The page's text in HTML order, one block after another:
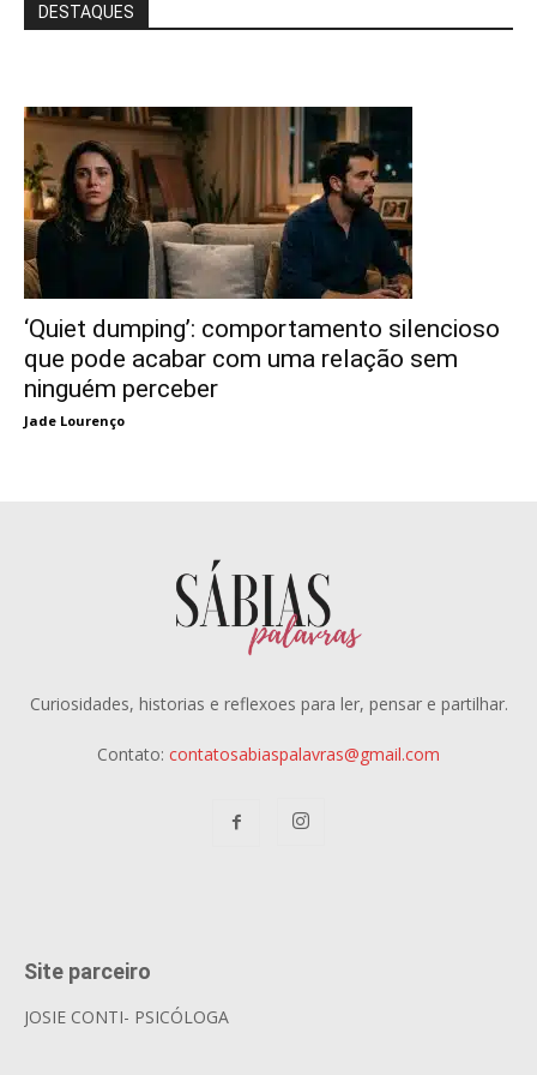
DESTAQUES
‘Quiet dumping’: comportamento silencioso
que pode acabar com uma relação sem
ninguém perceber
Jade Lourenço
Curiosidades, historias e reflexoes para ler, pensar e partilhar.
Contato: contatosabiaspalavras@gmail.com
Site parceiro
JOSIE CONTI- PSICÓLOGA